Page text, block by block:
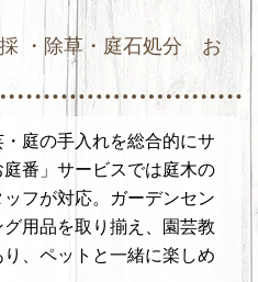
・除草・庭石処分 お
庭の手入れを総合的にサ
番」サービスでは庭木の
フが対応。ガーデンセン
用品を取り揃え、園芸教
、ペットと一緒に楽しめ